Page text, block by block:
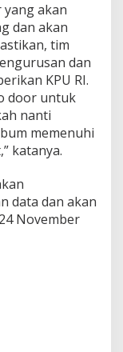
yang akan
dan akan
tim
dan
KPU RI.
door untuk
nanti
memenuhi
katanya.
data dan akan
November